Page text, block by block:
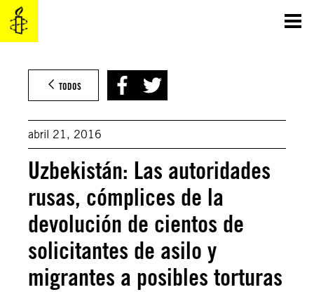
Saltar
contenido
TODOS
abril 21, 2016
Uzbekistán: Las autoridades
rusas, cómplices de la
devolución de cientos de
solicitantes de asilo y
migrantes a posibles torturas